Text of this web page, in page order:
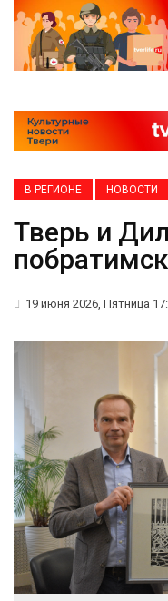
В РЕГИОНЕ НОВОСТИ
Тверь и
19 июня 2026, Пятница